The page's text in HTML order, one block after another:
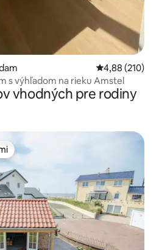
Priemerné
4,88 (210)
s výhľadom na rieku Amstel
vhodných pre rodiny